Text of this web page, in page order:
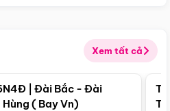
Xem tất cả
Điểm nổi bật
| Đài Bắc - Đài
( Bay Vn)